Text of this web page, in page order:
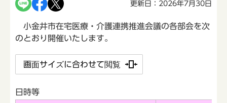
更新日：2026年7月30日
小金井市在宅医療・介護連携推進会議の各部会を次
のとおり開催いたします。
画面サイズに合わせて閲覧
日時等